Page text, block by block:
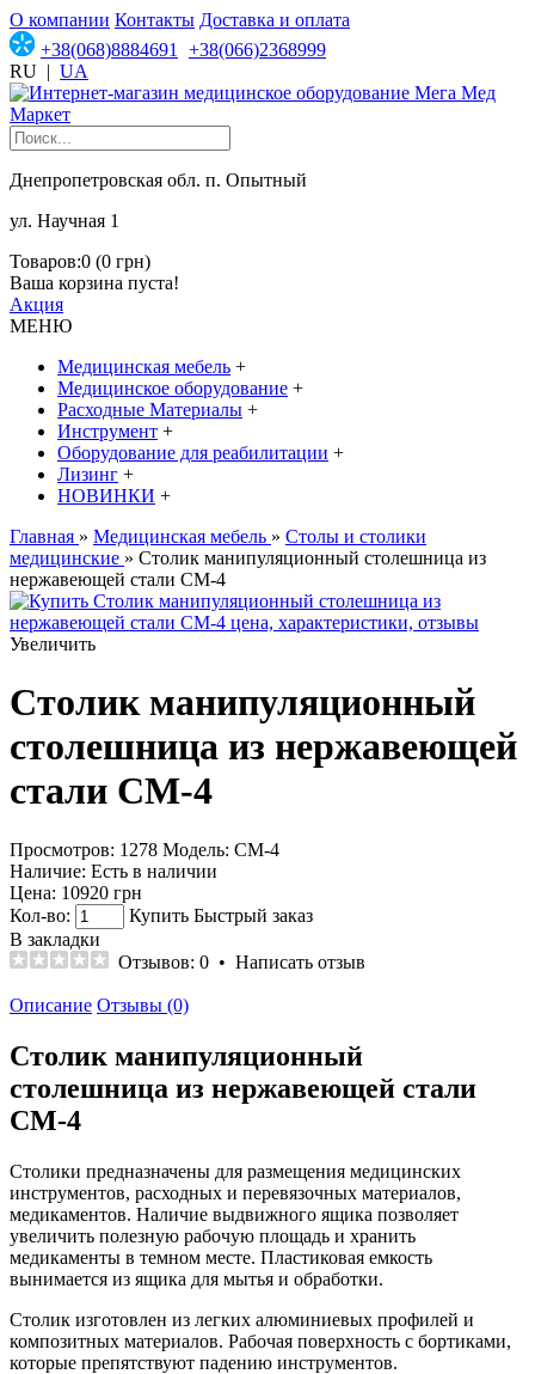
О компании Контакты Доставка и оплата
+38(068)8884691
+38(066)2368999
RU | UA
Днепропетровская обл. п. Опытный
ул. Научная 1
Товаров:0 (0 грн)
Ваша корзина пуста!
Акция
МЕНЮ
Медицинская мебель +
Медицинское оборудование +
Расходные Материалы +
Инструмент +
Оборудование для реабилитации +
Лизинг +
НОВИНКИ +
Главная » Медицинская мебель » Столы и столики
медицинские » Столик манипуляционный столешница из
нержавеющей стали СМ-4
Увеличить
Столик манипуляционный
столешница из нержавеющей
стали СМ-4
Просмотров: 1278 Модель: СМ-4
Наличие: Есть в наличии
Цена: 10920 грн
Кол-во:
Купить Быстрый заказ
В закладки
Отзывов: 0 • Написать отзыв
Описание Отзывы (0)
Столик манипуляционный
столешница из нержавеющей стали
СМ-4
Столики предназначены для размещения медицинских
инструментов, расходных и перевязочных материалов,
медикаментов. Наличие выдвижного ящика позволяет
увеличить полезную рабочую площадь и хранить
медикаменты в темном месте. Пластиковая емкость
вынимается из ящика для мытья и обработки.
Столик изготовлен из легких алюминиевых профилей и
композитных материалов. Рабочая поверхность с бортиками,
которые препятствуют падению инструментов.